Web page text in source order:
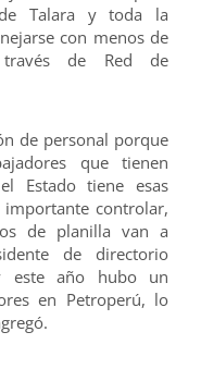
Talara y toda la
con menos de
través de Red de
de personal porque
que tienen
Estado tiene esas
controlar,
de planilla van a
de directorio
este año hubo un
en Petroperú, lo